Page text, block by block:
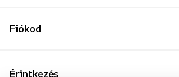
Érintkezés
Fiókod